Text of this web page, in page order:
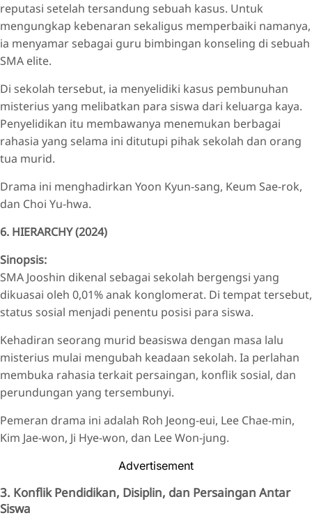
reputasi setelah tersandung sebuah kasus. Untuk
mengungkap kebenaran sekaligus memperbaiki namanya,
ia menyamar sebagai guru bimbingan konseling di sebuah
SMA elite.
Di sekolah tersebut, ia menyelidiki kasus pembunuhan
misterius yang melibatkan para siswa dari keluarga kaya.
Penyelidikan itu membawanya menemukan berbagai
rahasia yang selama ini ditutupi pihak sekolah dan orang
tua murid.
Drama ini menghadirkan Yoon Kyun-sang, Keum Sae-rok,
dan Choi Yu-hwa.
6. HIERARCHY (2024)
Sinopsis:
SMA Jooshin dikenal sebagai sekolah bergengsi yang
dikuasai oleh 0,01% anak konglomerat. Di tempat tersebut,
status sosial menjadi penentu posisi para siswa.
Kehadiran seorang murid beasiswa dengan masa lalu
misterius mulai mengubah keadaan sekolah. Ia perlahan
membuka rahasia terkait persaingan, konflik sosial, dan
perundungan yang tersembunyi.
Pemeran drama ini adalah Roh Jeong-eui, Lee Chae-min,
Kim Jae-won, Ji Hye-won, dan Lee Won-jung.
Advertisement
3. Konflik Pendidikan, Disiplin, dan Persaingan Antar
Siswa